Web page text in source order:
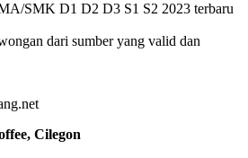
SMK D1 D2 D3 S1 S2 2023 terbaru
dari sumber yang valid dan
Cilegon